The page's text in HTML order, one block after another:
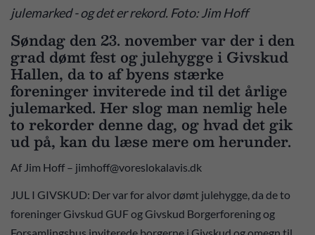
julemarked - og det er rekord. Foto: Jim Hoff
Søndag den 23. november var der i den
grad dømt fest og julehygge i Givskud
Hallen, da to af byens stærke
foreninger inviterede ind til det årlige
julemarked. Her slog man nemlig hele
to rekorder denne dag, og hvad det gik
ud på, kan du læse mere om herunder.
Af Jim Hoff – jimhoff@voreslokalavis.dk
JUL I GIVSKUD: Der var for alvor dømt julehygge, da de to
foreninger Givskud GUF og Givskud Borgerforening og
Forsamlingshus inviterede borgerne i Givskud og omegn til